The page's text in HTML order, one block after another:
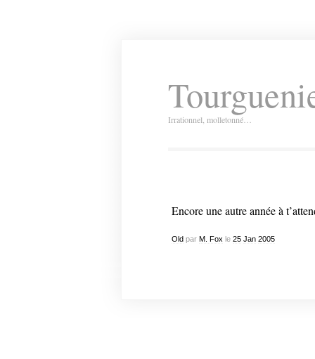
Irrationnel, molletonné…
Encore une autre année à
Oldpar M. Fox le 25 Jan 2005